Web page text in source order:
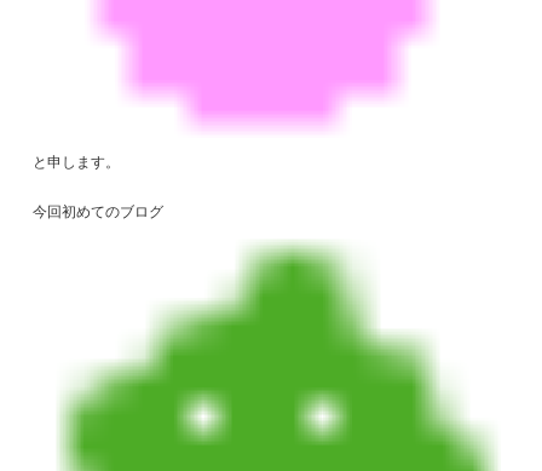
と申します。
今回初めてのブログ